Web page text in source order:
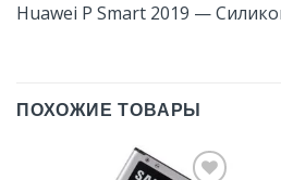
Huawei P Smart 2019 —
ПОХОЖИЕ ТОВАРЫ